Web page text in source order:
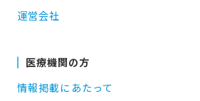
運営会社
医療機関の方
情報掲載にあたって